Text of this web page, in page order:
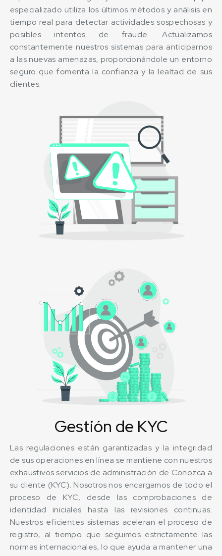
especializado utiliza los últimos métodos y análisis en
tiempo real para detectar actividades sospechosas y
posibles intentos de fraude. Actualizamos
constantemente nuestros sistemas para anticiparnos
a las nuevas amenazas, proporcionándole un entorno
seguro que fomenta la confianza y la lealtad de sus
clientes.
Gestión de KYC
Las regulaciones están garantizadas y la integridad
de sus operaciones en línea se mantiene con nuestros
exhaustivos servicios de administración de Conozca a
su cliente (KYC). Nosotros nos encargamos de todo el
proceso de KYC, desde las comprobaciones de
identidad iniciales hasta las revisiones continuas.
Nuestros eficientes sistemas aceleran el proceso de
registro, al tiempo que seguimos estrictamente las
normas internacionales, lo que ayuda a mantener una